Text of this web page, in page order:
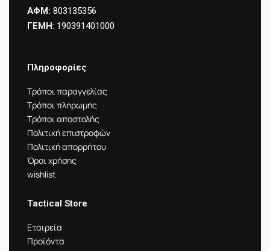
ΑΦΜ: 803135356
ΓΕΜΗ: 190391401000
Πληροφορίες
Τρόποι παραγγελίας
Τρόποι πληρωμής
Τρόποι αποστολής
Πολιτική επιστροφών
Πολιτική απορρήτου
Όροι χρήσης
wishlist
Tactical Store
Εταιρεία
Προϊόντα